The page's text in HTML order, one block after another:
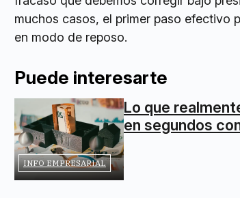
muchos casos, el primer paso efectivo
en modo de reposo.
Puede interesarte
INFO EMPRESARIAL
Lo que
en segundos